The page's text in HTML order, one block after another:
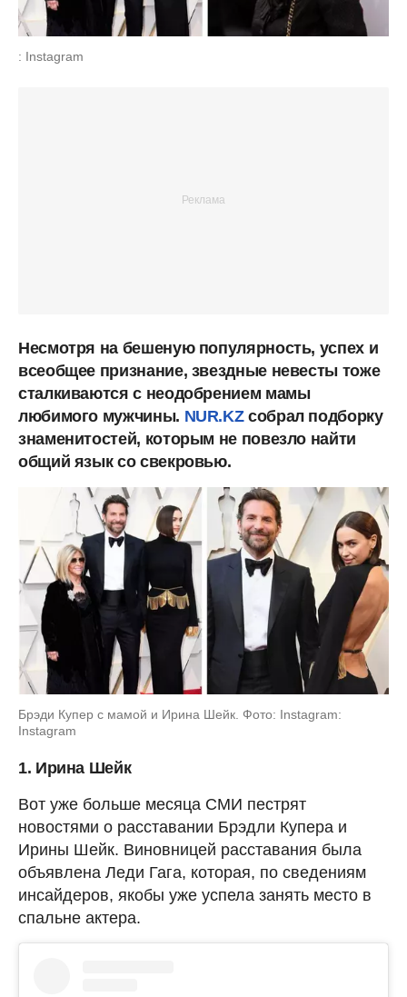
: Instagram
Несмотря на бешеную популярность, успех и
всеобщее признание, звездные невесты тоже
сталкиваются с неодобрением мамы
любимого мужчины. NUR.KZсобрал подборку
знаменитостей, которым не повезло найти
общий язык со свекровью.
Брэди Купер с мамой и Ирина Шейк. Фото: Instagram:
Instagram
1. Ирина Шейк
Вот уже больше месяца СМИ пестрят
новостями о расставании Брэдли Купера и
Ирины Шейк. Виновницей расставания была
объявлена Леди Гага, которая, по сведениям
инсайдеров, якобы уже успела занять место в
спальне актера.